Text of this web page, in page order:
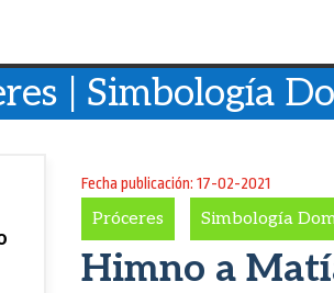
| Simbología
Fecha publicación: 17-02-2021
Próceres Simbología
Himno a